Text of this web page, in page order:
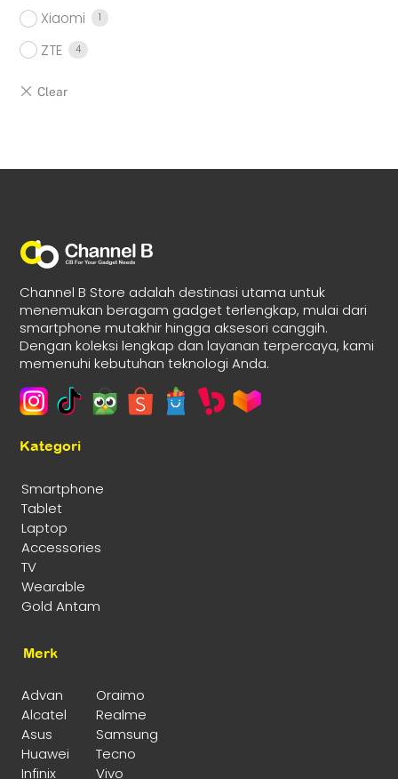
Xiaomi 1
ZTE 4
Channel B Store adalah destinasi utama untuk
menemukan beragam gadget terlengkap, mulai dari
smartphone mutakhir hingga aksesori canggih.
Dengan koleksi lengkap dan layanan terpercaya, kami
memenuhi kebutuhan teknologi Anda.
Kategori
Smartphone
Tablet
Laptop
Accessories
TV
Wearable
Gold Antam
Merk
Advan
Oraimo
Alcatel
Realme
Asus
Samsung
Huawei
Tecno
Infinix
Vivo